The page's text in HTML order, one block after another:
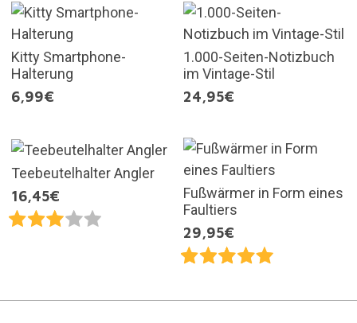
Kitty Smartphone-
Halterung
6,99€
1.000-Seiten-Notizbuch
im Vintage-Stil
24,95€
Teebeutelhalter Angler
16,45€
Fußwärmer in Form eines
Faultiers
29,95€